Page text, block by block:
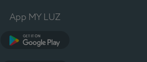
App MY LUZ